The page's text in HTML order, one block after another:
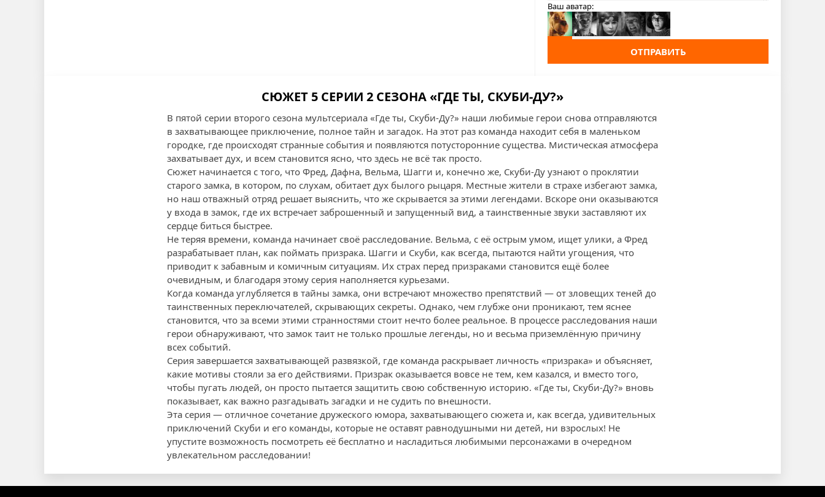
Ваш аватар:
ОТПРАВИТЬ
СЮЖЕТ 5 СЕРИИ 2 СЕЗОНА «ГДЕ ТЫ, СКУБИ-ДУ?»
В пятой серии второго сезона мультсериала «Где ты, Скуби-Ду?» наши любимые герои снова отправляются
в захватывающее приключение, полное тайн и загадок. На этот раз команда находит себя в маленьком
городке, где происходят странные события и появляются потусторонние существа. Мистическая атмосфера
захватывает дух, и всем становится ясно, что здесь не всё так просто.
Сюжет начинается с того, что Фред, Дафна, Вельма, Шагги и, конечно же, Скуби-Ду узнают о проклятии
старого замка, в котором, по слухам, обитает дух былого рыцаря. Местные жители в страхе избегают замка,
но наш отважный отряд решает выяснить, что же скрывается за этими легендами. Вскоре они оказываются
у входа в замок, где их встречает заброшенный и запущенный вид, а таинственные звуки заставляют их
сердце биться быстрее.
Не теряя времени, команда начинает своё расследование. Вельма, с её острым умом, ищет улики, а Фред
разрабатывает план, как поймать призрака. Шагги и Скуби, как всегда, пытаются найти угощения, что
приводит к забавным и комичным ситуациям. Их страх перед призраками становится ещё более
очевидным, и благодаря этому серия наполняется курьезами.
Когда команда углубляется в тайны замка, они встречают множество препятствий — от зловещих теней до
таинственных переключателей, скрывающих секреты. Однако, чем глубже они проникают, тем яснее
становится, что за всеми этими странностями стоит нечто более реальное. В процессе расследования наши
герои обнаруживают, что замок таит не только прошлые легенды, но и весьма приземлённую причину
всех событий.
Серия завершается захватывающей развязкой, где команда раскрывает личность «призрака» и объясняет,
какие мотивы стояли за его действиями. Призрак оказывается вовсе не тем, кем казался, и вместо того,
чтобы пугать людей, он просто пытается защитить свою собственную историю. «Где ты, Скуби-Ду?» вновь
показывает, как важно разгадывать загадки и не судить по внешности.
Эта серия — отличное сочетание дружеского юмора, захватывающего сюжета и, как всегда, удивительных
приключений Скуби и его команды, которые не оставят равнодушными ни детей, ни взрослых! Не
упустите возможность посмотреть её бесплатно и насладиться любимыми персонажами в очередном
увлекательном расследовании!